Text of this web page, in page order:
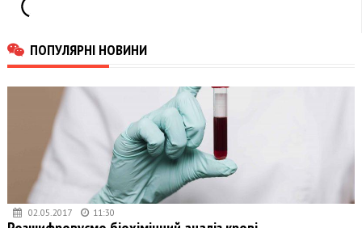
ПОПУЛЯРНІ НОВИНИ
02.05.2017 11:30